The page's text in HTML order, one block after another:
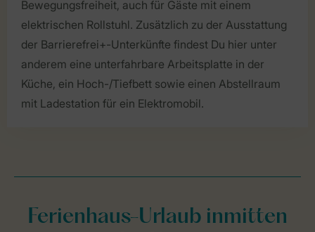
Bewegungsfreiheit, auch für Gäste mit einem
elektrischen Rollstuhl. Zusätzlich zu der Ausstattung
der Barrierefrei+-Unterkünfte findest Du hier unter
anderem eine unterfahrbare Arbeitsplatte in der
Küche, ein Hoch-/Tiefbett sowie einen Abstellraum
mit Ladestation für ein Elektromobil.
Ferienhaus-Urlaub inmitten